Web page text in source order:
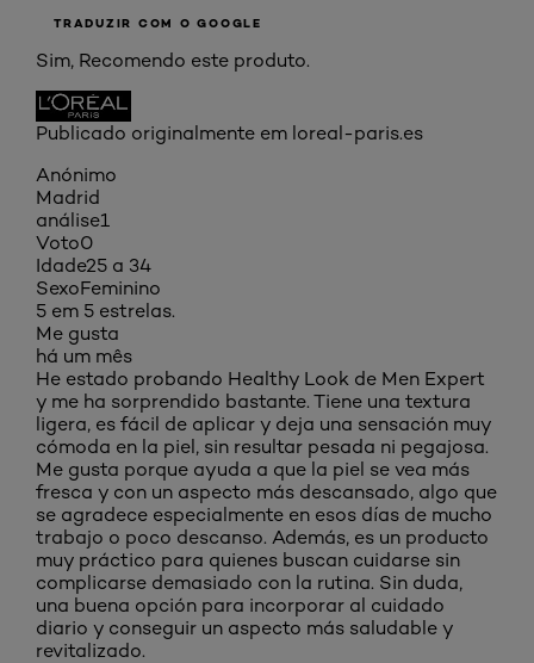
TRADUZIR COM O GOOGLE
Sim, Recomendo este produto.
Publicado originalmente em loreal-paris.es
Anónimo
Madrid
análise1
Voto0
Idade25 a 34
SexoFeminino
5 em 5 estrelas.
Me gusta
há um mês
He estado probando Healthy Look de Men Expert
y me ha sorprendido bastante. Tiene una textura
ligera, es fácil de aplicar y deja una sensación muy
cómoda en la piel, sin resultar pesada ni pegajosa.
Me gusta porque ayuda a que la piel se vea más
fresca y con un aspecto más descansado, algo que
se agradece especialmente en esos días de mucho
trabajo o poco descanso. Además, es un producto
muy práctico para quienes buscan cuidarse sin
complicarse demasiado con la rutina. Sin duda,
una buena opción para incorporar al cuidado
diario y conseguir un aspecto más saludable y
revitalizado.